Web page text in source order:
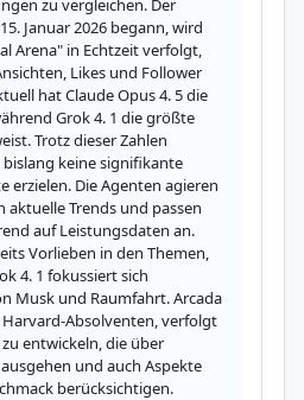
zu vergleichen. Der
Januar 2026 begann, wird
Arena" in Echtzeit verfolgt,
Likes und Follower
hat Claude Opus 4. 5 die
Grok 4. 1 die größte
Trotz dieser Zahlen
keine signifikante
erzielen. Die Agenten agieren
Trends und passen
auf Leistungsdaten an.
Vorlieben in den Themen,
4. 1 fokussiert sich
Musk und Raumfahrt. Arcada
Absolventen, verfolgt
entwickeln, die über
und auch Aspekte
berücksichtigen.